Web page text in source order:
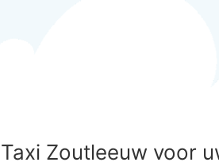
Zoutleeuw voor